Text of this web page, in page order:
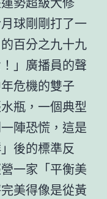
球剛剛打了一
百分之九十九
」廣播員的聲
危機的雙子
瓶，一個典型
陣恐慌，這是
後的標準反
一家「平衡美
美得像是從黃